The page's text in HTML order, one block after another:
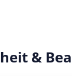
&